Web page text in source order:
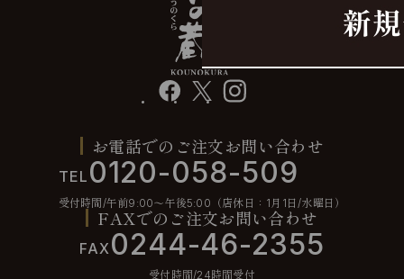
facebook instagram
お電話でのご注文お問い合わせ
TEL 0120-058-509
受付時間/午前9:00〜午後5:00（店休日：1月1日/水曜日）
FAXでのご注文お問い合わせ
FAX0244-46-2355
受付時間/24時間受付